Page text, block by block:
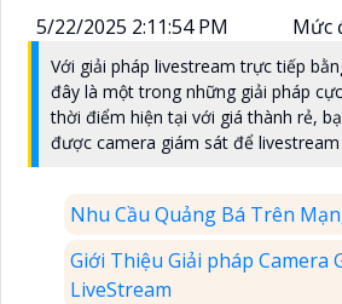
5/22/2025 2:11:54 PM Mức
Với giải pháp livestream trực tiếp
đây là một trong những giải pháp
thời điểm hiện tại với giá thành rẻ,
được camera giám sát để livestream
Nhu Cầu Quảng Bá Trên
Giới Thiệu Giải pháp Camera
LiveStream